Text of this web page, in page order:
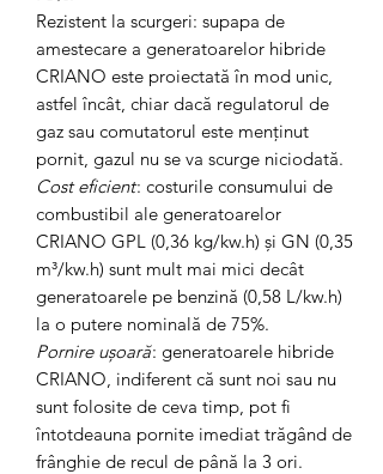
Rezistent la scurgeri: supapa de
amestecare a generatoarelor hibride
CRIANO este proiectată în mod unic,
astfel încât, chiar dacă regulatorul de
gaz sau comutatorul este menținut
pornit, gazul nu se va scurge niciodată.
Cost eficient: costurile consumului de
combustibil ale generatoarelor
CRIANO GPL (0,36 kg/kw.h) și GN (0,35
m³/kw.h) sunt mult mai mici decât
generatoarele pe benzină (0,58 L/kw.h)
la o putere nominală de 75%.
Pornire ușoară: generatoarele hibride
CRIANO, indiferent că sunt noi sau nu
sunt folosite de ceva timp, pot fi
întotdeauna pornite imediat trăgând de
frânghie de recul de până la 3 ori.